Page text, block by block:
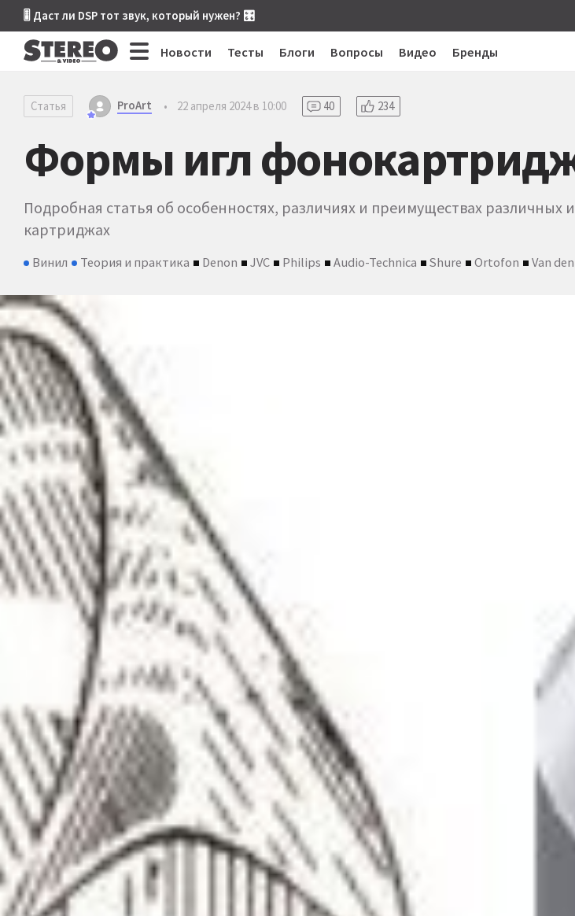
🎚 Даст ли DSP тот звук, который нужен? 🎛
Новости Тесты Блоги Вопросы Видео Бренды
Статья ProArt • 22 апреля 2024 в 10:00 40 234
Формы игл
Подробная статья об особенностях, различиях и преимуществах различных
картриджах
Винил Теория и практика Denon JVC Philips Audio-Technica Shure Ortofon Van